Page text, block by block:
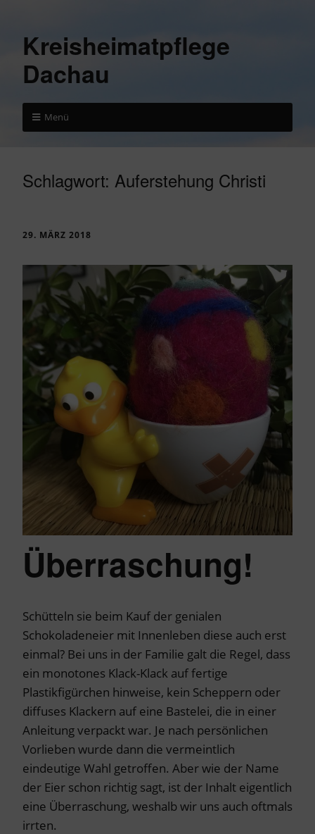
Kreisheimatpflege
Dachau
Menü
Schlagwort: Auferstehung Christi
29. MÄRZ 2018
Überraschung!
Schütteln sie beim Kauf der genialen
Schokoladeneier mit Innenleben diese auch erst
einmal? Bei uns in der Familie galt die Regel, dass
ein monotones Klack-Klack auf fertige
Plastikfigürchen hinweise, kein Scheppern oder
diffuses Klackern auf eine Bastelei, die in einer
Anleitung verpackt war. Je nach persönlichen
Vorlieben wurde dann die vermeintlich
eindeutige Wahl getroffen. Aber wie der Name
der Eier schon richtig sagt, ist der Inhalt eigentlich
eine Überraschung, weshalb wir uns auch oftmals
irrten.